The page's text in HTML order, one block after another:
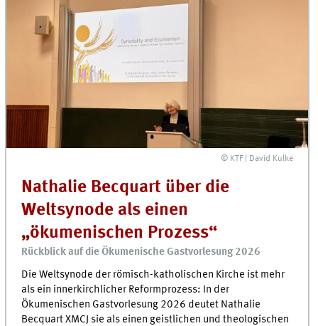
© KTF | David Kulke
Nathalie Becquart über die
Weltsynode als einen
„ökumenischen Prozess“
Rückblick auf die Ökumenische Gastvorlesung 2026
Die Weltsynode der römisch-katholischen Kirche ist mehr
als ein innerkirchlicher Reformprozess: In der
Ökumenischen Gastvorlesung 2026 deutet Nathalie
Becquart XMCJ sie als einen geistlichen und theologischen